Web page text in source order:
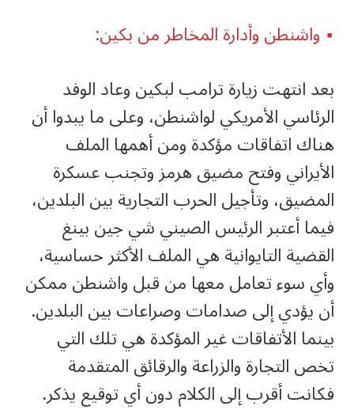
▪️ واشنطن وأدارة المخاطر من بكين:
بعد انتهت زيارة ترامب لبكين وعاد الوفد
الرئاسي الأمريكي لواشنطن، وعلى ما يبدوا أن
هناك اتفاقات مؤكدة ومن أهمها الملف
الأيراني وفتح مضيق هرمز وتجنب عسكرة
المضيق، وتأجيل الحرب التجارية بين البلدين،
فيما أعتبر الرئيس الصيني شي جين بينغ
القضية التايوانية هي الملف الأكثر حساسية،
وأي سوء تعامل معها من قبل واشنطن ممكن
أن يؤدي إلى صدامات وصراعات بين البلدين.
بينما الأتفاقات غير المؤكدة هي تلك التي
تخص التجارة والزراعة والرقائق المتقدمة
فكانت أقرب إلى الكلام دون أي توقيع يذكر.